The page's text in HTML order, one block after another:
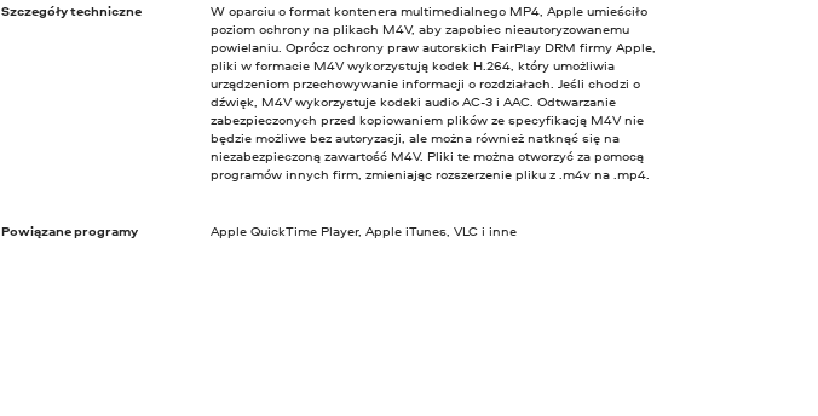
Szczegóły techniczne
W oparciu o format kontenera multimedialnego MP4, Apple umieściło
poziom ochrony na plikach M4V, aby zapobiec nieautoryzowanemu
powielaniu. Oprócz ochrony praw autorskich FairPlay DRM firmy Apple,
pliki w formacie M4V wykorzystują kodek H.264, który umożliwia
urządzeniom przechowywanie informacji o rozdziałach. Jeśli chodzi o
dźwięk, M4V wykorzystuje kodeki audio AC-3 i AAC. Odtwarzanie
zabezpieczonych przed kopiowaniem plików ze specyfikacją M4V nie
będzie możliwe bez autoryzacji, ale można również natknąć się na
niezabezpieczoną zawartość M4V. Pliki te można otworzyć za pomocą
programów innych firm, zmieniając rozszerzenie pliku z .m4v na .mp4.
Powiązane programy Apple QuickTime Player, Apple iTunes, VLC i inne